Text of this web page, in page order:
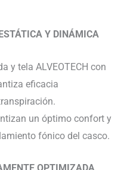
Y DINÁMICA
y tela ALVEOTECH con
eficacia
un óptimo confort y
fónico del casco.